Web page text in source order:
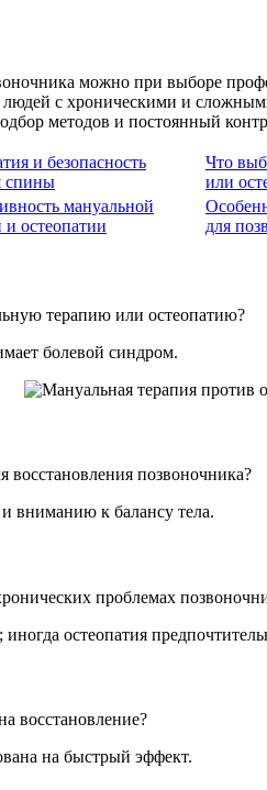
можно при выборе
с хроническими и
методов и постоянный
и безопасность
спины
Что
или
мануальной
и остеопатии
для
терапию или остеопатию?
болевой синдром.
восстановления позвоночника?
вниманию к балансу тела.
проблемах
остеопатия
восстановление?
на быстрый эффект.